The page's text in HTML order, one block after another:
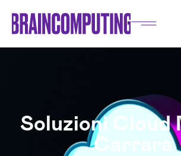
Soluzioni Cloud
Carrara